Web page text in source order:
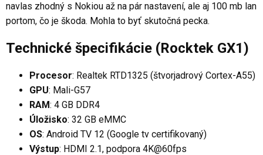
navlas zhodný s Nokiou až na pár nastavení, ale aj 100 mb lan
portom, čo je škoda. Mohla to byť skutočná pecka.
Technické špecifikácie (Rocktek GX1)
Procesor: Realtek RTD1325 (štvorjadrový Cortex-A55)
GPU: Mali-G57
RAM: 4 GB DDR4
Úložisko: 32 GB eMMC
OS: Android TV 12 (Google tv certifikovaný)
Výstup: HDMI 2.1, podpora 4K@60fps